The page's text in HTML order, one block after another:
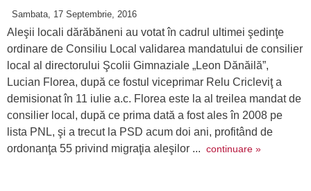
Sambata, 17 Septembrie, 2016
Aleşii locali dărăbăneni au votat în cadrul ultimei şedinţe
ordinare de Consiliu Local validarea mandatului de consilier
local al directorului Şcolii Gimnaziale „Leon Dănăilă”,
Lucian Florea, după ce fostul viceprimar Relu Cricleviţ a
demisionat în 11 iulie a.c. Florea este la al treilea mandat de
consilier local, după ce prima dată a fost ales în 2008 pe
lista PNL, şi a trecut la PSD acum doi ani, profitând de
ordonanţa 55 privind migraţia aleşilor ... continuare »